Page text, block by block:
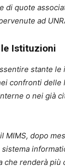
di quote
ad
Istituzioni
stante
confronti
o nei già
MIMS, dopo
renderà più